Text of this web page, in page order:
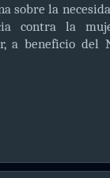
sobre la
contra la
a beneficio del